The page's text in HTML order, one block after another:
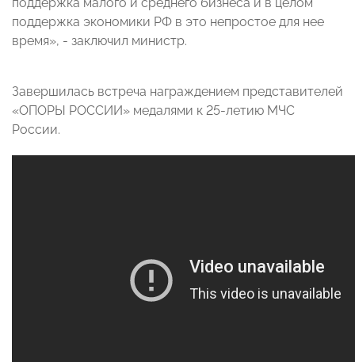
поддержка экономики РФ в это непростое для нее
время», - заключил министр.
Завершилась встреча награждением представителей
«ОПОРЫ РОССИИ» медалями к 25-летию МЧС
России.